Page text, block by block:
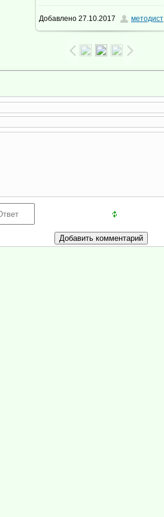
1024x768/ 242.7Kb
Добавлено 27.10.2017 методист